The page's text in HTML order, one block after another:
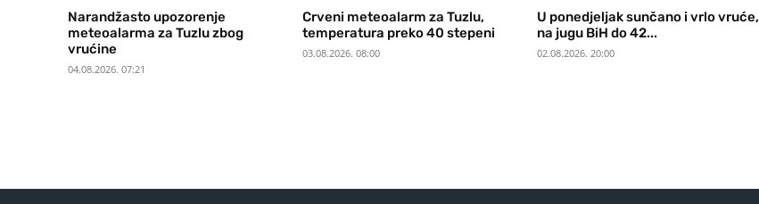
Narandžasto upozorenje
meteoalarma za Tuzlu zbog
vrućine
04.08.2026. 07:21
Crveni meteoalarm za Tuzlu,
temperatura preko 40 stepeni
03.08.2026. 08:00
U ponedjeljak sunčano i vrlo vruće,
na jugu BiH do 42...
02.08.2026. 20:00